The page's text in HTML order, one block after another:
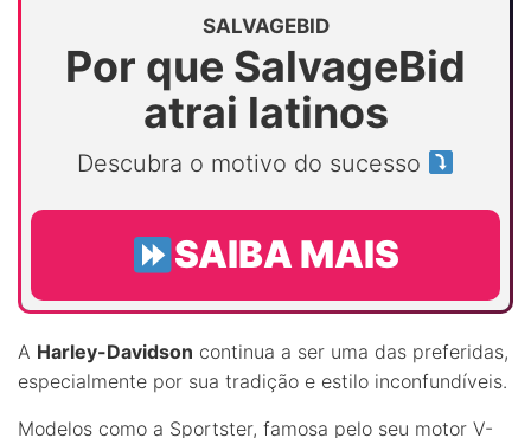
SALVAGEBID
Por que SalvageBid
atrai latinos
Descubra o motivo do sucesso
SAIBA MAIS
A Harley-Davidson continua a ser uma das preferidas,
especialmente por sua tradição e estilo inconfundíveis.
Modelos como a Sportster, famosa pelo seu motor V-